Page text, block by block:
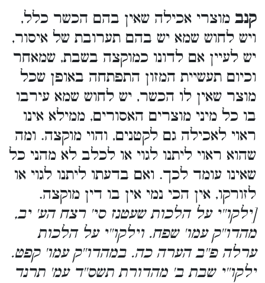
קנב מוצרי אכילה שאין בהם הכשר כלל,
ויש לחוש שמא יש בהם תערובת של איסור,
יש לעיין אם לדונו כמוקצה בשבת, שמאחר
וכיום תעשיית המזון התפתחה באופן שכל
מוצר שאין לו הכשר, יש לחוש שמא עירבו
בו כל מיני מוצרים האסורים, ממילא אינו
ראוי לאכילה גם לקטנים, והוי מוקצה. ומה
שהוא ראוי ליתנו לגוי או לכלב לא מהני כל
שאינו עומד לכך. ואם בדעתו ליתנו לגוי או
לזורקו, אין הכי נמי אין בו דין מוקצה.
[ילקו''י על הלכות שעטנז סי' רצח הע' יב,
מהדו''ק עמו' שפח. וילקו''י על הלכות
ערלה פ''ב הערה כה. במהדו''ק עמו' קפט.
ילקו''י שבת ב' מהדורת תשס''ד עמ' תרנד